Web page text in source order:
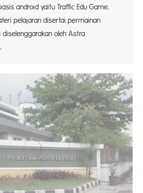
android yaitu Traffic Edu Game.
pelajaran disertai permainan
diselenggarakan oleh Astra